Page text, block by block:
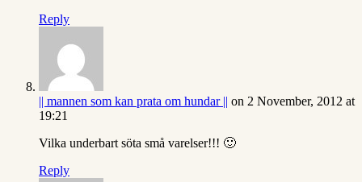
Reply
|| mannen som kan prata om hundar || on 2 November, 2012 at
19:21
Vilka underbart söta små varelser!!! 🙂
Reply